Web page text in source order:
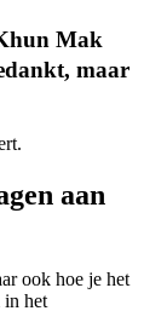
Mak
maar
aan
ook hoe je het
in het